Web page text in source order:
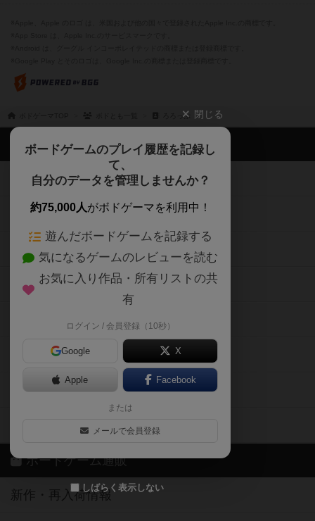
ろろっぷ 閉じる
ボードゲームのプレイ履歴を記録し
て、
自分のデータを管理しませんか？
約75,000人がボドゲーマを利用中！
遊んだボードゲームを記録する
気になるゲームのレビューを読む
お気に入り作品・所有リストの共
有
ログイン / 会員登録（10秒）
Google X
Apple Facebook
または
メールで会員登録
しばらく表示しない
ボドゲーマTOP
ボードゲームを検索する
ボードゲームの新着レビュー
ボードゲーム会情報
メカニクス特集
掲示板・トピックス
ボドとも・会員一覧
ボードゲーム業界コラム
ボドゲーマご利用案内
ボードゲーム通販
新作・再入荷情報